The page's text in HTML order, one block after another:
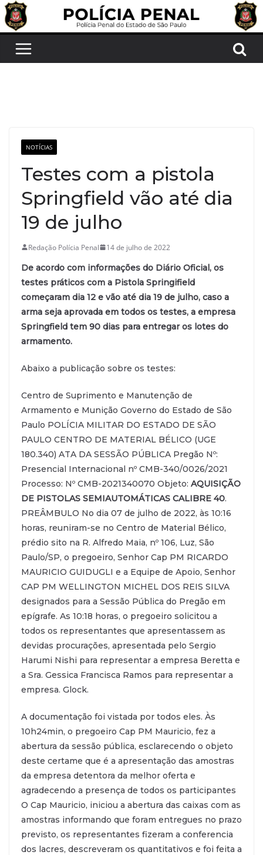
Pular
para
conteúdo
NOTÍCIAS
Testes com a pistola
Springfield vão até dia
19 de julho
Redação Polícia Penal 14 de julho de 2022
De acordo com informações do Diário Oficial, os
testes práticos com a Pistola Springifield
começaram dia 12 e vão até dia 19 de julho, caso a
arma seja aprovada em todos os testes, a empresa
Springfield tem 90 dias para entregar os lotes do
armamento.
Abaixo a publicação sobre os testes:
Centro de Suprimento e Manutenção de
Armamento e Munição Governo do Estado de São
Paulo POLÍCIA MILITAR DO ESTADO DE SÃO
PAULO CENTRO DE MATERIAL BÉLICO (UGE
180.340) ATA DA SESSÃO PÚBLICA Pregão Nº:
Presencial Internacional nº CMB-340/0026/2021
Processo: Nº CMB-2021340070 Objeto: AQUISIÇÃO
DE PISTOLAS SEMIAUTOMÁTICAS CALIBRE 40.
PREÂMBULO No dia 07 de julho de 2022, às 10:16
horas, reuniram-se no Centro de Material Bélico,
prédio sito na R. Alfredo Maia, nº 106, Luz, São
Paulo/SP, o pregoeiro, Senhor Cap PM RICARDO
MAURICIO GUIDUGLI e a Equipe de Apoio, Senhor
CAP PM WELLINGTON MICHEL DOS REIS SILVA
designados para a Sessão Pública do Pregão em
epígrafe. As 10:18 horas, o pregoeiro solicitou a
todos os representantes que apresentassem as
devidas procurações, apresentada pelo Sergio
Harumi Nishi para representar a empresa Beretta e
a Sra. Gessica Francisca Ramos para representar a
empresa. Glock.
A documentação foi vistada por todos eles. Às
10h24min, o pregoeiro Cap PM Mauricio, fez a
abertura da sessão pública, esclarecendo o objeto
deste certame que é a apresentação das amostras
da empresa detentora da melhor oferta e
agradecendo a presença de todos os participantes
O Cap Mauricio, iniciou a abertura das caixas com as
amostras informando que foram entregues no prazo
previsto, os representantes fizeram a conferencia
dos lacres, descreveram os quantitativos e foi feita a